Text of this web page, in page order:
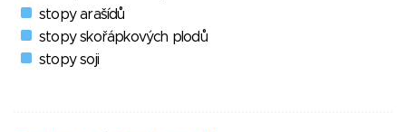
stopy arašídů
stopy skořápkových plodů
stopy soji